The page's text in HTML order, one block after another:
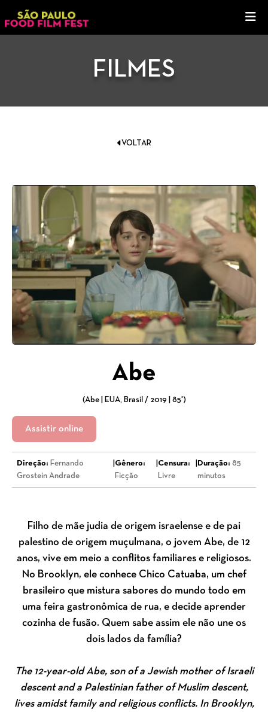
FILMES
VOLTAR
Abe
(Abe | EUA, Brasil / 2019 | 85')
Assistir online
Direção: Fernando
Grostein Andrade
Gênero:
Ficção
Censura:
Livre
Duração: 85
minutos
Filho de mãe judia de origem israelense e de pai
palestino de origem muçulmana, o jovem Abe, de 12
anos, vive em meio a conflitos familiares e religiosos.
No Brooklyn, ele conhece Chico Catuaba, um chef
brasileiro que mistura sabores do mundo todo em
uma feira gastronômica de rua, e decide aprender
cozinha de fusão. Quem sabe assim ele não une os
dois lados da família?
The 12-year-old Abe, son of a Jewish mother of Israeli
descent and a Palestinian father of Muslim descent,
lives amidst family and religious conflicts. In Brooklyn,